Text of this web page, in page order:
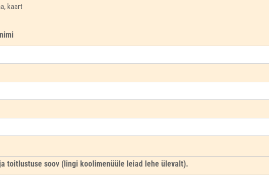
kaart
toitlustuse soov (lingi koolimenüüle leiad lehe ülevalt).